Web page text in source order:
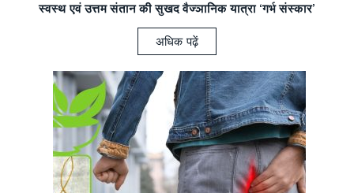
स्वस्थ एवं उत्तम संतानकी सुखद वैज्ञानिक यात्रा ‘गर्भ संस्कार’
अधिक पढ़ें